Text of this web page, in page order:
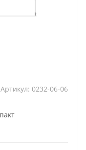
Артикул: 0232-06-06